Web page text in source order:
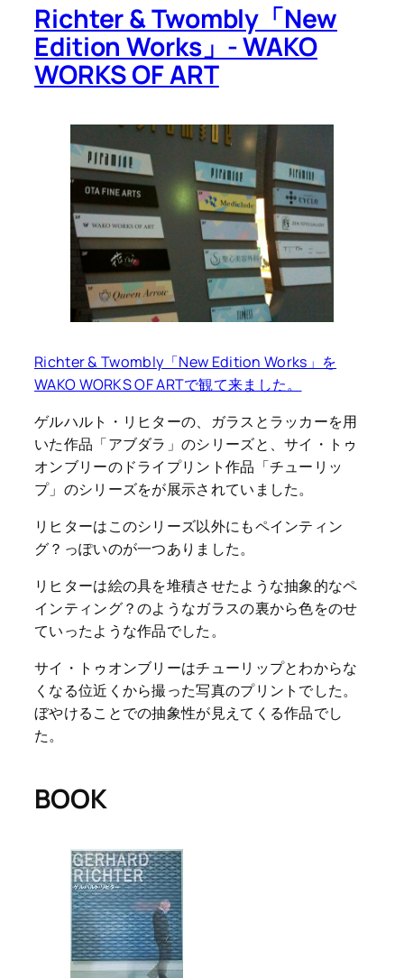
Richter & Twombly「New
Edition Works」- WAKO
WORKS OF ART
Richter & Twombly「New Edition Works」を
WAKO WORKS OF ARTで観て来ました。
ゲルハルト・リヒターの、ガラスとラッカーを用
いた作品「アブダラ」のシリーズと、サイ・トゥ
オンブリーのドライプリント作品「チューリッ
プ」のシリーズをが展示されていました。
リヒターはこのシリーズ以外にもペインティン
グ？っぽいのが一つありました。
リヒターは絵の具を堆積させたような抽象的なペ
インティング？のようなガラスの裏から色をのせ
ていったような作品でした。
サイ・トゥオンブリーはチューリップとわからな
くなる位近くから撮った写真のプリントでした。
ぼやけることでの抽象性が見えてくる作品でし
た。
BOOK